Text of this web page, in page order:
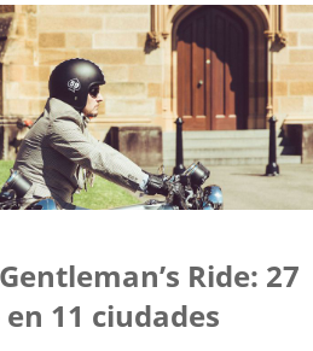
Ride: 27
11 ciudades